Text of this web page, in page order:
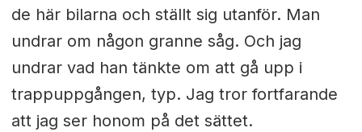
de här bilarna och ställt sig utanför. Man
undrar om någon granne såg. Och jag
undrar vad han tänkte om att gå upp i
trappuppgången, typ. Jag tror fortfarande
att jag ser honom på det sättet.